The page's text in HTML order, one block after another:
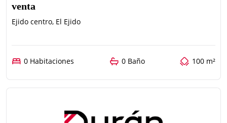
venta
Ejido centro, El Ejido
0 Habitaciones 0 Baño 100 m²